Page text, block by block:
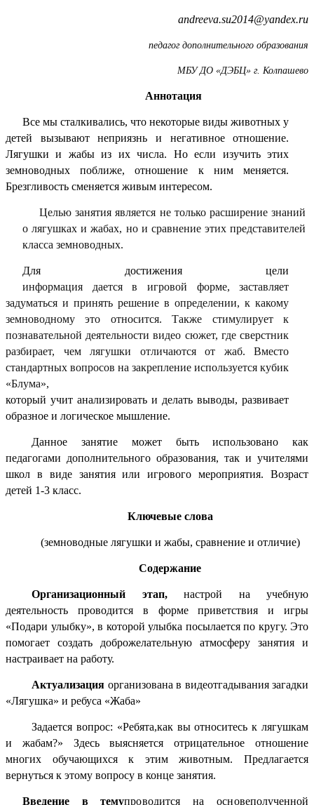
andreeva.su2014@yandex.ru
педагог дополнительного образования
МБУ ДО «ДЭБЦ» г. Колпашево
Аннотация
Все мы сталкивались, что некоторые виды животных у
детей вызывают неприязнь и негативное отношение.
Лягушки и жабы из их числа. Но если изучить этих
земноводных поближе, отношение к ним меняется.
Брезгливость сменяется живым интересом.
Целью занятия является не только расширение знаний
о лягушках и жабах, но и сравнение этих представителей
класса земноводных.
Для достижения цели
информация дается в игровой форме, заставляет
задуматься и принять решение в определении, к какому
земноводному это относится. Также стимулирует к
познавательной деятельности видео сюжет, где сверстник
разбирает, чем лягушки отличаются от жаб. Вместо
стандартных вопросов на закрепление используется кубик
«Блума»,
который учит анализировать и делать выводы, развивает
образное и логическое мышление.
Данное занятие может быть использовано как
педагогами дополнительного образования, так и учителями
школ в виде занятия или игрового мероприятия. Возраст
детей 1-3 класс.
Ключевые слова
(земноводные лягушки и жабы, сравнение и отличие)
Содержание
Организационный этап,настрой на учебную
деятельность проводится в форме приветствия и игры
«Подари улыбку», в которой улыбка посылается по кругу. Это
помогает создать доброжелательную атмосферу занятия и
настраивает на работу.
Актуализация организована в видеотгадывания загадки
«Лягушка» и ребуса «Жаба»
Задается вопрос: «Ребята,как вы относитесь к лягушкам
и жабам?» Здесь выясняется отрицательное отношение
многих обучающихся к этим животным. Предлагается
вернуться к этому вопросу в конце занятия.
Введение в темупроводится на основеполученной